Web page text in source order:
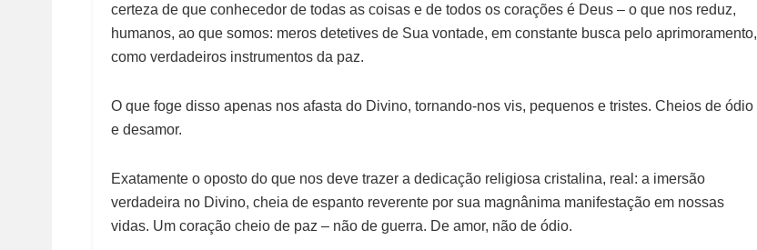
certeza de que conhecedor de todas as coisas e de todos os corações é Deus – o que nos reduz,
humanos, ao que somos: meros detetives de Sua vontade, em constante busca pelo aprimoramento,
como verdadeiros instrumentos da paz.
O que foge disso apenas nos afasta do Divino, tornando-nos vis, pequenos e tristes. Cheios de ódio
e desamor.
Exatamente o oposto do que nos deve trazer a dedicação religiosa cristalina, real: a imersão
verdadeira no Divino, cheia de espanto reverente por sua magnânima manifestação em nossas
vidas. Um coração cheio de paz – não de guerra. De amor, não de ódio.